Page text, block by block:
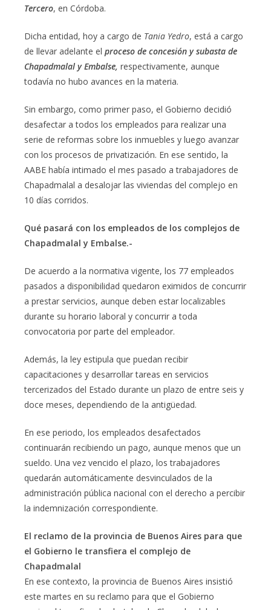
Tercero, en Córdoba.
Dicha entidad, hoy a cargo de Tania Yedro, está a cargo
de llevar adelante el proceso de concesión y subasta de
Chapadmalal y Embalse, respectivamente, aunque
todavía no hubo avances en la materia.
Sin embargo, como primer paso, el Gobierno decidió
desafectar a todos los empleados para realizar una
serie de reformas sobre los inmuebles y luego avanzar
con los procesos de privatización. En ese sentido, la
AABE había intimado el mes pasado a trabajadores de
Chapadmalal a desalojar las viviendas del complejo en
10 días corridos.
Qué pasará con los empleados de los complejos de
Chapadmalal y Embalse.-
De acuerdo a la normativa vigente, los 77 empleados
pasados a disponibilidad quedaron eximidos de concurrir
a prestar servicios, aunque deben estar localizables
durante su horario laboral y concurrir a toda
convocatoria por parte del empleador.
Además, la ley estipula que puedan recibir
capacitaciones y desarrollar tareas en servicios
tercerizados del Estado durante un plazo de entre seis y
doce meses, dependiendo de la antigüedad.
En ese periodo, los empleados desafectados
continuarán recibiendo un pago, aunque menos que un
sueldo. Una vez vencido el plazo, los trabajadores
quedarán automáticamente desvinculados de la
administración pública nacional con el derecho a percibir
la indemnización correspondiente.
El reclamo de la provincia de Buenos Aires para que
el Gobierno le transfiera el complejo de
Chapadmalal
En ese contexto, la provincia de Buenos Aires insistió
este martes en su reclamo para que el Gobierno